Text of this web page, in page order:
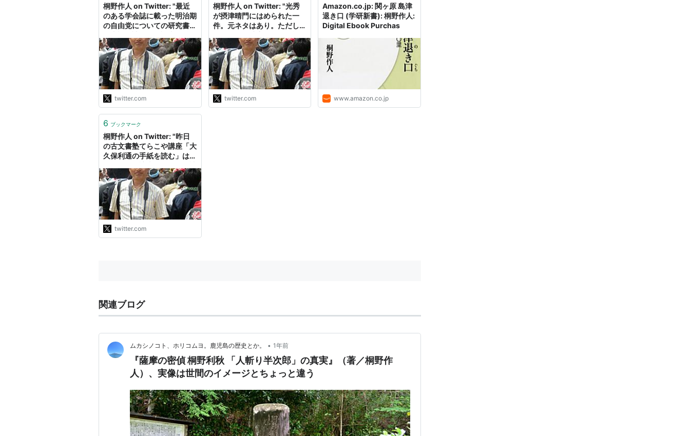
桐野作人 on Twitter: "最近
のある学会誌に載った明治期
の自由党についての研究書へ
ているが、岩波文庫版ではな
い親本の『自由党史』上巻冒
頭に自由民権運動を担った人
物の肖像画の口絵があり、ト
ップが何と、西郷隆盛。以
下、板垣退助、後藤象二郎、
副島種臣、江藤新平、福岡孝
弟、由利公正……"
twitter.com
桐野作人 on Twitter: "光秀
が摂津晴門にはめられた一
件。元ネタはあり。ただし、
元亀元年（1570）4月のこ
と。東寺八幡宮領の山城国下
久世荘を光秀が押領したので
止めてほしいと幕府奉行人に
訴えがあった。訴状には光秀
は幕府の命で、一職…
https://t.co/OXNvUhEqhP"
twitter.com
Amazon.co.jp: 関ヶ原 島津
退き口 (学研新書): 桐野作人:
Digital Ebook Purchas
www.amazon.co.jp
6 ブックマーク
桐野作人 on Twitter: "昨日
の古文書塾てらこや講座「大
久保利通の手紙を読む」は岩
んだ。大久保の講座だった
が、米国を実際に見た木戸孝
允の感慨や意見が興味深く、
ちょっと感動した。まず使節
団は米国官民から盛大な歓迎
を受ける。サンフランシスコ
では、じつに4万人の市民が
twitter.com
関連ブログ
ムカシノコト、ホリコムヨ。鹿児島の歴史とか。 • 1年前
『薩摩の密偵 桐野利秋 「人斬り半次郎」の真実』（著／桐野作
人）、実像は世間のイメージとちょっと違う